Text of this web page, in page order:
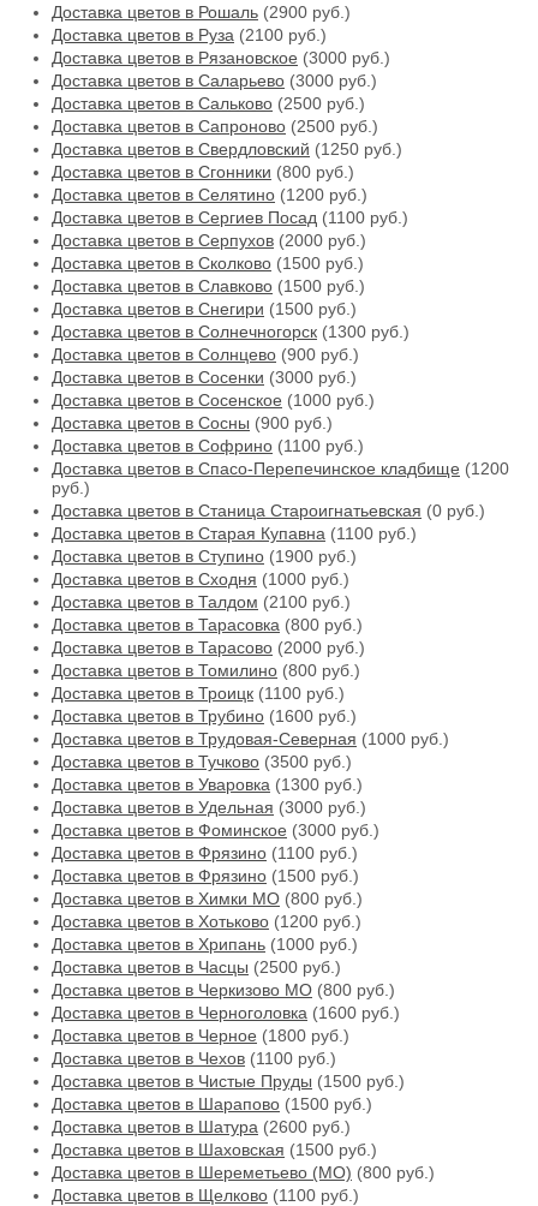
Доставка цветов в Рошаль (2900 руб.)
Доставка цветов в Руза (2100 руб.)
Доставка цветов в Рязановское (3000 руб.)
Доставка цветов в Саларьево (3000 руб.)
Доставка цветов в Сальково (2500 руб.)
Доставка цветов в Сапроново (2500 руб.)
Доставка цветов в Свердловский (1250 руб.)
Доставка цветов в Сгонники (800 руб.)
Доставка цветов в Селятино (1200 руб.)
Доставка цветов в Сергиев Посад (1100 руб.)
Доставка цветов в Серпухов (2000 руб.)
Доставка цветов в Сколково (1500 руб.)
Доставка цветов в Славково (1500 руб.)
Доставка цветов в Снегири (1500 руб.)
Доставка цветов в Солнечногорск (1300 руб.)
Доставка цветов в Солнцево (900 руб.)
Доставка цветов в Сосенки (3000 руб.)
Доставка цветов в Сосенское (1000 руб.)
Доставка цветов в Сосны (900 руб.)
Доставка цветов в Софрино (1100 руб.)
Доставка цветов в Спасо-Перепечинское кладбище (1200
руб.)
Доставка цветов в Станица Староигнатьевская (0 руб.)
Доставка цветов в Старая Купавна (1100 руб.)
Доставка цветов в Ступино (1900 руб.)
Доставка цветов в Сходня (1000 руб.)
Доставка цветов в Талдом (2100 руб.)
Доставка цветов в Тарасовка (800 руб.)
Доставка цветов в Тарасово (2000 руб.)
Доставка цветов в Томилино (800 руб.)
Доставка цветов в Троицк (1100 руб.)
Доставка цветов в Трубино (1600 руб.)
Доставка цветов в Трудовая-Северная (1000 руб.)
Доставка цветов в Тучково (3500 руб.)
Доставка цветов в Уваровка (1300 руб.)
Доставка цветов в Удельная (3000 руб.)
Доставка цветов в Фоминское (3000 руб.)
Доставка цветов в Фрязино (1100 руб.)
Доставка цветов в Фрязино (1500 руб.)
Доставка цветов в Химки МО (800 руб.)
Доставка цветов в Хотьково (1200 руб.)
Доставка цветов в Хрипань (1000 руб.)
Доставка цветов в Часцы (2500 руб.)
Доставка цветов в Черкизово МО (800 руб.)
Доставка цветов в Черноголовка (1600 руб.)
Доставка цветов в Черное (1800 руб.)
Доставка цветов в Чехов (1100 руб.)
Доставка цветов в Чистые Пруды (1500 руб.)
Доставка цветов в Шарапово (1500 руб.)
Доставка цветов в Шатура (2600 руб.)
Доставка цветов в Шаховская (1500 руб.)
Доставка цветов в Шереметьево (МО) (800 руб.)
Доставка цветов в Щелково (1100 руб.)